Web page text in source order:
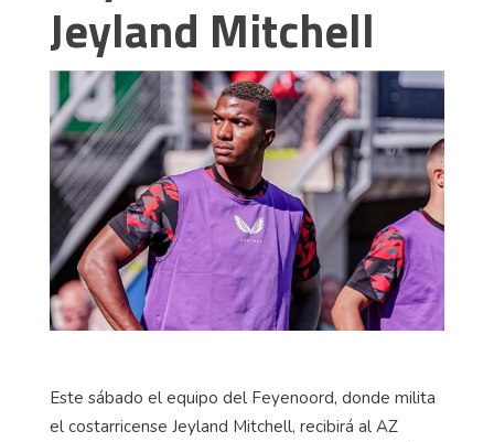
Jeyland Mitchell
Este sábado el equipo del Feyenoord, donde milita
el costarricense Jeyland Mitchell, recibirá al AZ